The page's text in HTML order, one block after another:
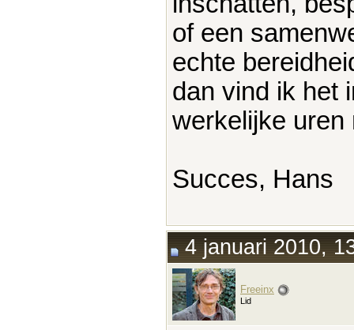
of een
echte
dan vind ik het
werkelijke uren
Succes, Hans
4 januari 2010,
Freeinx
Lid